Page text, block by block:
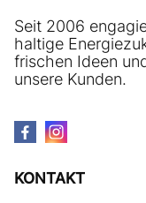
Seit 2006
haltige
frischen Ideen
unsere Kunden.
KONTAKT